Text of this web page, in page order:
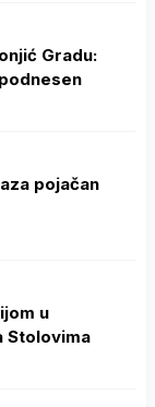
Gradu:
pojačan
u
Stolovima